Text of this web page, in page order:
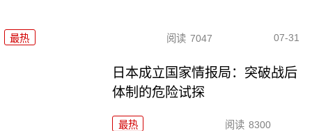
最热 阅读 7047 07-31
日本成立国家情报局：突破战后
体制的危险试探
最热 阅读 8300